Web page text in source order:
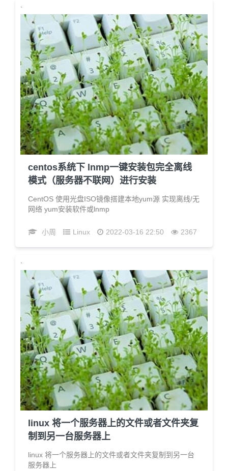
`
centos系统下 lnmp一键安装包完全离线
模式（服务器不联网）进行安装
CentOS 使用光盘ISO镜像搭建本地yum源 实现离线/无
网络 yum安装软件或lnmp
小周 Linux 2022-03-16 22:50 2367
`
linux 将一个服务器上的文件或者文件夹复
制到另一台服务器上
linux 将一个服务器上的文件或者文件夹复制到另一台
服务器上